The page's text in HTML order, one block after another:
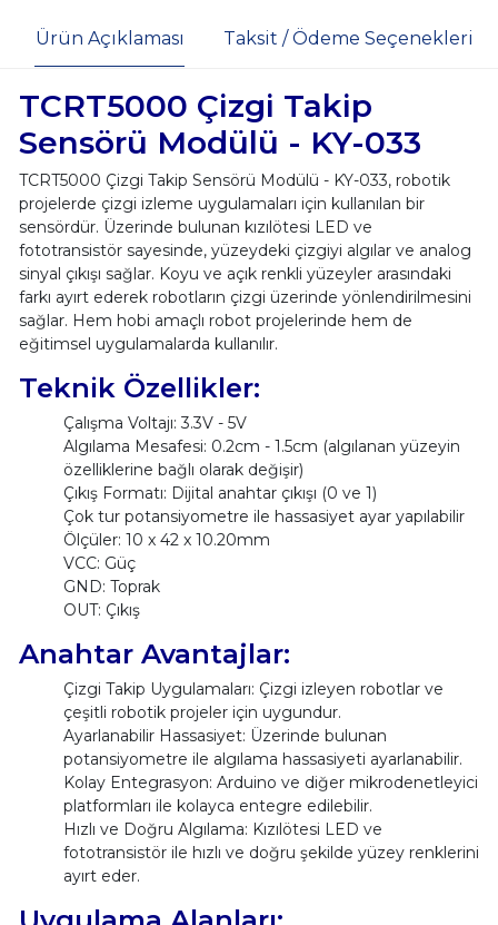
Ürün Açıklaması Taksit / Ödeme Seçenekleri
TCRT5000 Çizgi Takip
Sensörü Modülü - KY-033
TCRT5000 Çizgi Takip Sensörü Modülü - KY-033, robotik
projelerde çizgi izleme uygulamaları için kullanılan bir
sensördür. Üzerinde bulunan kızılötesi LED ve
fototransistör sayesinde, yüzeydeki çizgiyi algılar ve analog
sinyal çıkışı sağlar. Koyu ve açık renkli yüzeyler arasındaki
farkı ayırt ederek robotların çizgi üzerinde yönlendirilmesini
sağlar. Hem hobi amaçlı robot projelerinde hem de
eğitimsel uygulamalarda kullanılır.
Teknik Özellikler:
Çalışma Voltajı: 3.3V - 5V
Algılama Mesafesi: 0.2cm - 1.5cm (algılanan yüzeyin
özelliklerine bağlı olarak değişir)
Çıkış Formatı: Dijital anahtar çıkışı (0 ve 1)
Çok tur potansiyometre ile hassasiyet ayar yapılabilir
Ölçüler: 10 x 42 x 10.20mm
VCC: Güç
GND: Toprak
OUT: Çıkış
Anahtar Avantajlar:
Çizgi Takip Uygulamaları: Çizgi izleyen robotlar ve
çeşitli robotik projeler için uygundur.
Ayarlanabilir Hassasiyet: Üzerinde bulunan
potansiyometre ile algılama hassasiyeti ayarlanabilir.
Kolay Entegrasyon: Arduino ve diğer mikrodenetleyici
platformları ile kolayca entegre edilebilir.
Hızlı ve Doğru Algılama: Kızılötesi LED ve
fototransistör ile hızlı ve doğru şekilde yüzey renklerini
ayırt eder.